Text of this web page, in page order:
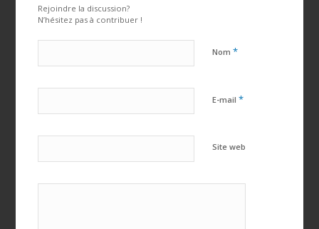
Rejoindre la discussion?
N’hésitez pas à contribuer !
Nom *
E-mail *
Site web